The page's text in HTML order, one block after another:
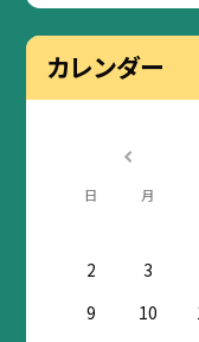
カレンダー
日 月
2
3
9
10